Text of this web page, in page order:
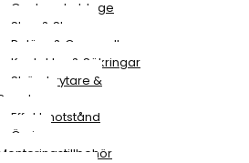
Canbus-kablage
Stag & Skruv
Reläer & Omvandlare
Kontakter & Säkringar
Strömbrytare &
Effektmotstånd
Övriga